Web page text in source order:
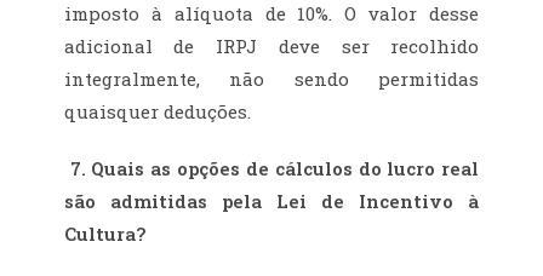
imposto à alíquota de 10%. O valor desse
adicional de IRPJ deve ser recolhido
integralmente, não sendo permitidas
quaisquer deduções.
7. Quais as opções de cálculos do lucro real
são admitidas pela Lei de Incentivo à
Cultura?